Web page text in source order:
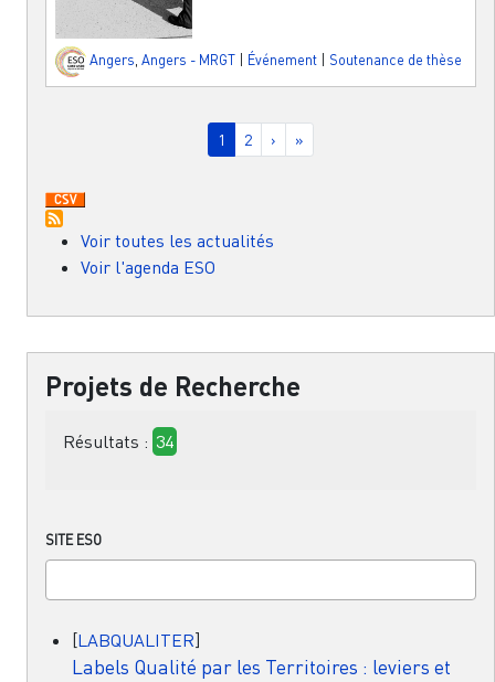
Angers Angers - MRGT Événement Soutenance de thèse
Page courante
1 Page
2 Page suivante
› Dernière page
»
Voir toutes les actualités
Voir l'agenda ESO
Projets de Recherche
Résultats : 34
SITE ESO
[LABQUALITER]
Labels Qualité par les Territoires : leviers et